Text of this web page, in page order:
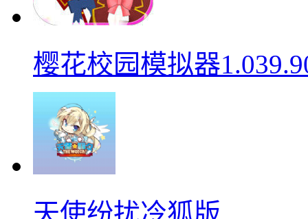
樱花校园模拟器